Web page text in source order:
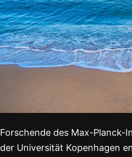
Forschende des Max-
der Universität Kopenhagen